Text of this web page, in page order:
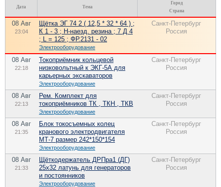
Дата Тема
Город
Страна
08 Авг
23:04
Щётка ЭГ 74 2 ( 12,5 * 32 * 64 ) ;
К 1 - 3 ; Н-наезд. резина ; 7 Д 4
; L = 125 ; ФР.2131 - 02
Электрооборудование
Санкт-Петербург
Россия
08 Авг
22:18
Токоприёмник кольцевой
низковольтный к ЭКГ-5А для
карьерных экскаваторов
Электрооборудование
Санкт-Петербург
Россия
08 Авг
22:13
Рем. Комплект для
токоприёмников ТК , ТКН , ТКВ
Электрооборудование
Санкт-Петербург
Россия
08 Авг
21:35
Блок токосъемных колец
кранового электродвигателя
МТ-7 размер 242*150*154
Электрооборудование
Санкт-Петербург
Россия
08 Авг
21:33
Щёткодержатель ДРПра1 (ДГ)
25х32 латунь для генераторов
и постоянников
Электрооборудование
Санкт-Петербург
Россия